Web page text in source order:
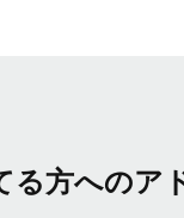
る方へのア